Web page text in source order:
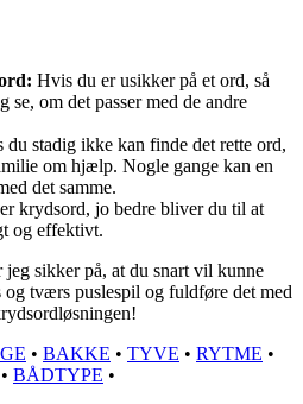
Hvis du er usikker på et ord, så
se, om det passer med de andre
du stadig ikke kan finde det rette ord,
om hjælp. Nogle gange kan en
det samme.
krydsord, jo bedre bliver du til at
og effektivt.
jeg sikker på, at du snart vil kunne
tværs puslespil og fuldføre det med
• BAKKE • TYVE • RYTME •
• BÅDTYPE •